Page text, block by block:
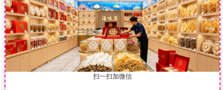
扫一扫加微信